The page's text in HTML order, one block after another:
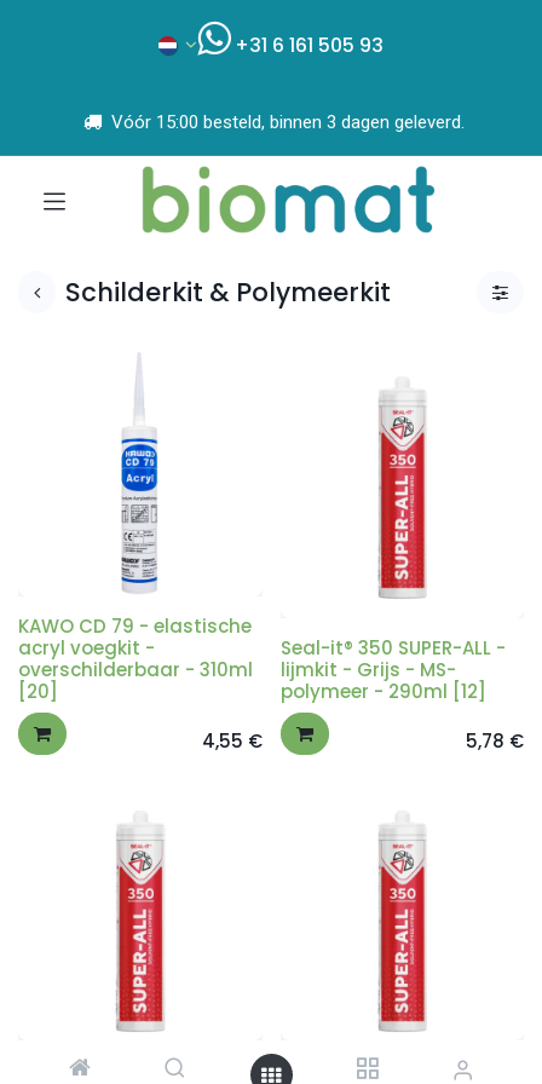
+31 6 161 505 93
Vóór 15:00 besteld, binnen 3 dagen geleverd.
Schilderkit & Polymeerkit
KAWO CD 79 - elastische
acryl voegkit -
overschilderbaar - 310ml
[20]
4,55 €
Seal-it® 350 SUPER-ALL -
lijmkit - Grijs - MS-
polymeer - 290ml [12]
5,78 €
Seal-it® 350 SUPER-ALL -
Seal-it® 350 SUPER-ALL -